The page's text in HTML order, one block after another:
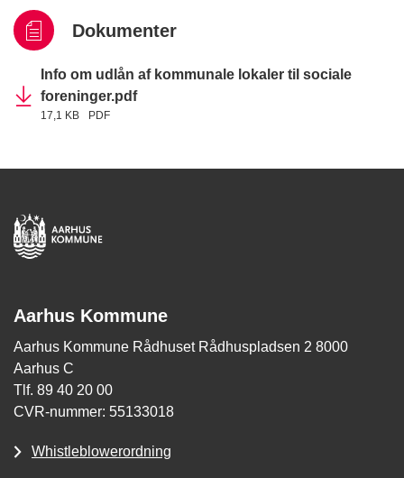
Dokumenter
Info om udlån af kommunale lokaler til sociale
foreninger.pdf
17,1 KB PDF
Aarhus Kommune
Aarhus Kommune Rådhuset Rådhuspladsen 2 8000
Aarhus C
Tlf. 89 40 20 00
CVR-nummer: 55133018
Whistleblowerordning